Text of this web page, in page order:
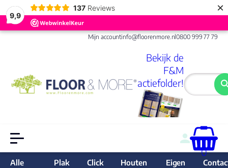
9,9
137 Reviews ×
Mijn accountinfo@floorenmore.nl0800 999 77 79
Bekijk de
F&M
actiefolder!
0
Alle
Plak
Click
Houten
Eigen